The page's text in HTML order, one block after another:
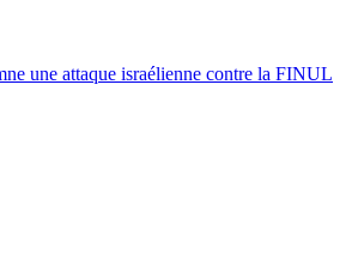
une attaque israélienne contre la FINUL